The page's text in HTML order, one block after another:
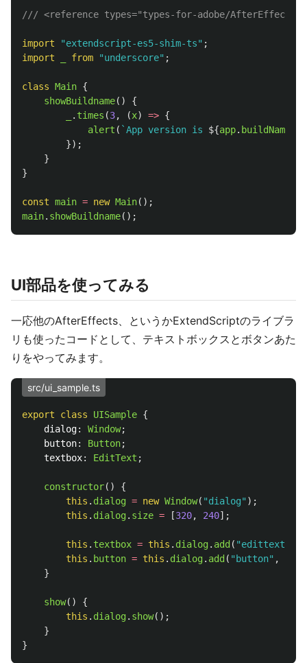
/// <reference types="types-for-adobe/AfterEffects/
import "extendscript-es5-shim-ts" ;
import
from "underscore" ;
class Main {
showBuildname()
{
. times (3, (x) => {
alert ( `App version is ${app. buildName
});
}
}
const main = new Main();
main. showBuildname();
UI部品を使ってみる
一応他のAfterEffects、というかExtendScriptのライブラ
リも使ったコードとして、テキストボックスとボタンあた
りをやってみます。
src/ui_sample.ts
export class UISample {
dialog: Window;
button: Button;
textbox: EditText ;
constructor()
{
this . dialog = new Window( "dialog" );
this . dialog. size = [320, 240];
this . textbox = this . dialog. add ( "edittext
this . button = this . dialog. add ( " button" ,
}
show()
{
this . dialog. show();
}
}